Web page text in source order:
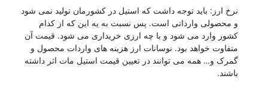
نرخ ارز: باید توجه داشت که استیل در کشورمان تولید نمی شود
و محصولی وارداتی است. پس نسبت به یه این که از کدام
کشور وارد می شود و با چه ارزی خریداری می شود. قیمت آن
متفاوت خواهد بود. نوسانات ارز هزینه های واردات محصول و
گمرک و… همه می توانند در تعیین قیمت استیل مات اثر داشته
باشند.